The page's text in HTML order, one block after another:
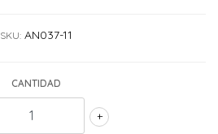
SKU: AN037-11
CANTIDAD
+